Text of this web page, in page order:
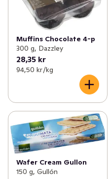
Muffins Chocolate 4-p
300 g, Dazzley
28,35 kr
94,50 kr /kg
Wafer Cream Gullon
150 g, Gullón